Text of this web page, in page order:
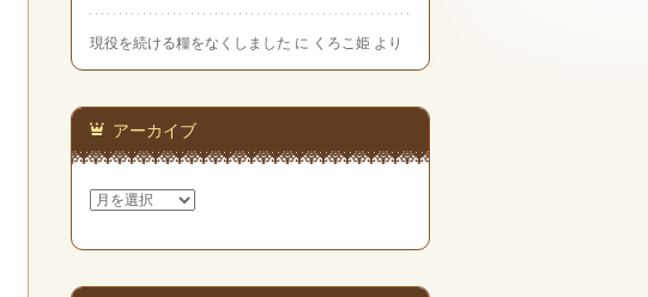
現役を続ける糧をなくしました に くろこ姫 より
アーカイブ
ア
ー
イ